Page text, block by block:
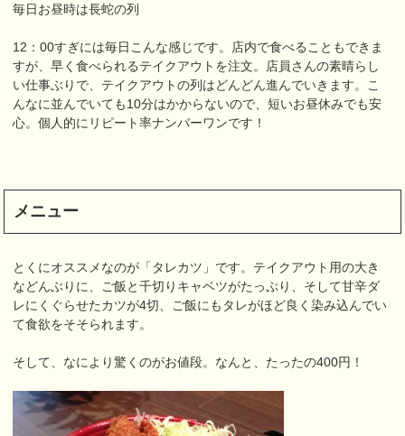
毎日お昼時は長蛇の列
12：00すぎには毎日こんな感じです。店内で食べることもできま
すが、早く食べられるテイクアウトを注文。店員さんの素晴らし
い仕事ぶりで、テイクアウトの列はどんどん進んでいきます。こ
んなに並んでいても10分はかからないので、短いお昼休みでも安
心。個人的にリピート率ナンバーワンです！
メニュー
とくにオススメなのが「タレカツ」です。テイクアウト用の大き
などんぶりに、ご飯と千切りキャベツがたっぷり、そして甘辛ダ
レにくぐらせたカツが4切、ご飯にもタレがほど良く染み込んでい
て食欲をそそられます。
そして、なにより驚くのがお値段。なんと、たったの400円！